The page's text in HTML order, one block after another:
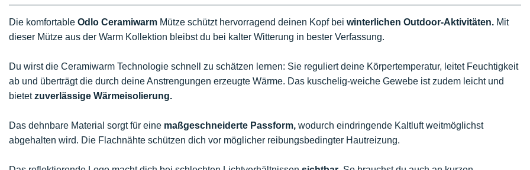
Die komfortable Odlo Ceramiwarm Mütze schützt hervorragend deinen Kopf bei winterlichen Outdoor-Aktivitäten. Mit
dieser Mütze aus der Warm Kollektion bleibst du bei kalter Witterung in bester Verfassung.
Du wirst die Ceramiwarm Technologie schnell zu schätzen lernen: Sie reguliert deine Körpertemperatur, leitet Feuchtigkeit
ab und überträgt die durch deine Anstrengungen erzeugte Wärme. Das kuschelig-weiche Gewebe ist zudem leicht und
bietetzuverlässige Wärmeisolierung.
Das dehnbare Material sorgt für eine maßgeschneiderte Passform, wodurch eindringende Kaltluft weitmöglichst
abgehalten wird. Die Flachnähte schützen dich vor möglicher reibungsbedingter Hautreizung.